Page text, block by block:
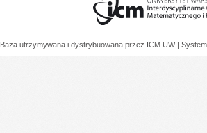
Baza utrzymywana i dystrybuowana przez ICM UW |